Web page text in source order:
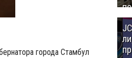
города Стамбул